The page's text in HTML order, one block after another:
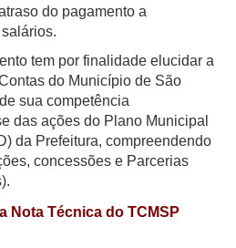
do pagamento a
tem por finalidade elucidar a
do Município de São
sua competência
das ações do Plano Municipal
da Prefeitura, compreendendo
concessões e Parcerias
Nota Técnica do TCMSP